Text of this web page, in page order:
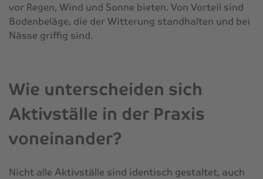
vor Regen, Wind und Sonne bieten. Von Vorteil sind
Bodenbeläge, die der Witterung standhalten und bei
Nässe griffig sind.
Wie unterscheiden sich
Aktivställe in der Praxis
voneinander?
Nicht alle Aktivställe sind identisch gestaltet, auch